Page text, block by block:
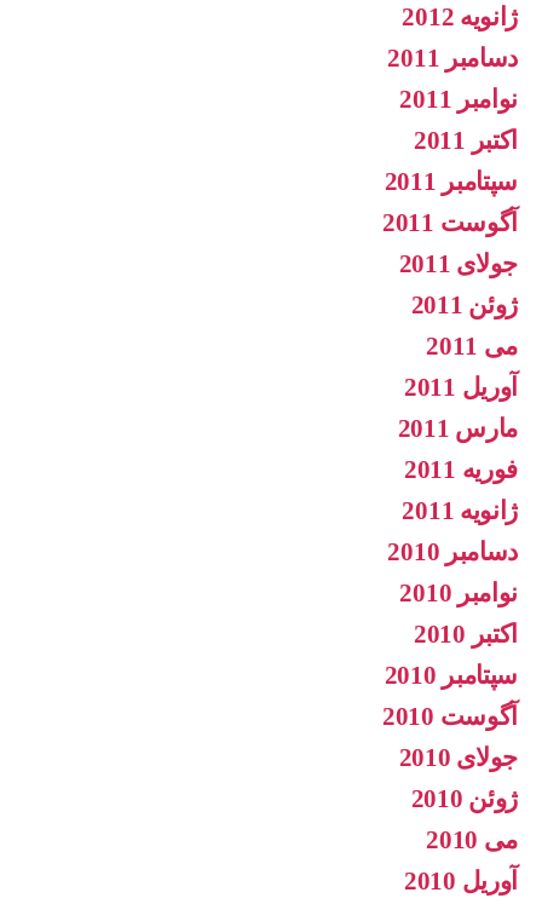
ژانویه 2012
دسامبر 2011
نوامبر 2011
اکتبر 2011
سپتامبر 2011
آگوست 2011
جولای 2011
ژوئن 2011
می 2011
آوریل 2011
مارس 2011
فوریه 2011
ژانویه 2011
دسامبر 2010
نوامبر 2010
اکتبر 2010
سپتامبر 2010
آگوست 2010
جولای 2010
ژوئن 2010
می 2010
آوریل 2010